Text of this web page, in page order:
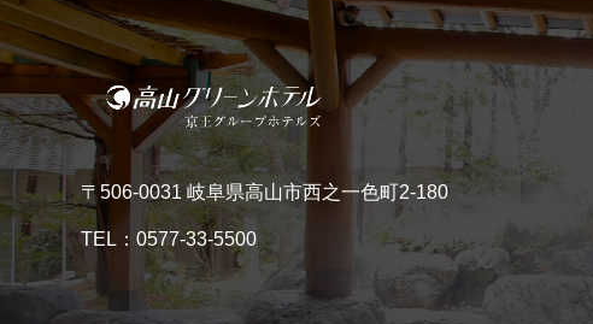
〒506-0031 岐阜県高山市西之一色町2-180
TEL：0577-33-5500